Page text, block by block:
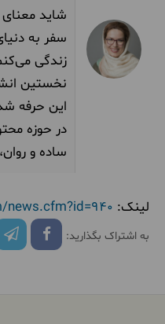
شاید
سفر به
زندگی
نخستین
این حرفه
در حوزه
ساده و
لینک:
به اشتراک بگذارید: